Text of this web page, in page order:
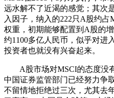
远水解不了近渴的感觉；其次
入因子，纳入的222只A股约占
权重，初期能够配置到A股的
约1100多亿人民币，似乎对进
投资者也就没有兴奋起来。
A股市场对MSCI的态度没
中国证券监管部门已经努力争
不留情地拒绝过三次，尤其去